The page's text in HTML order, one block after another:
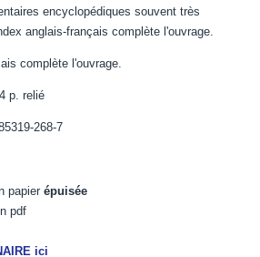
encyclopédiques souvent très
anglais-français complète l'ouvrage.
complète l'ouvrage.
p. relié
268-7
papierépuisée
pdf
ici